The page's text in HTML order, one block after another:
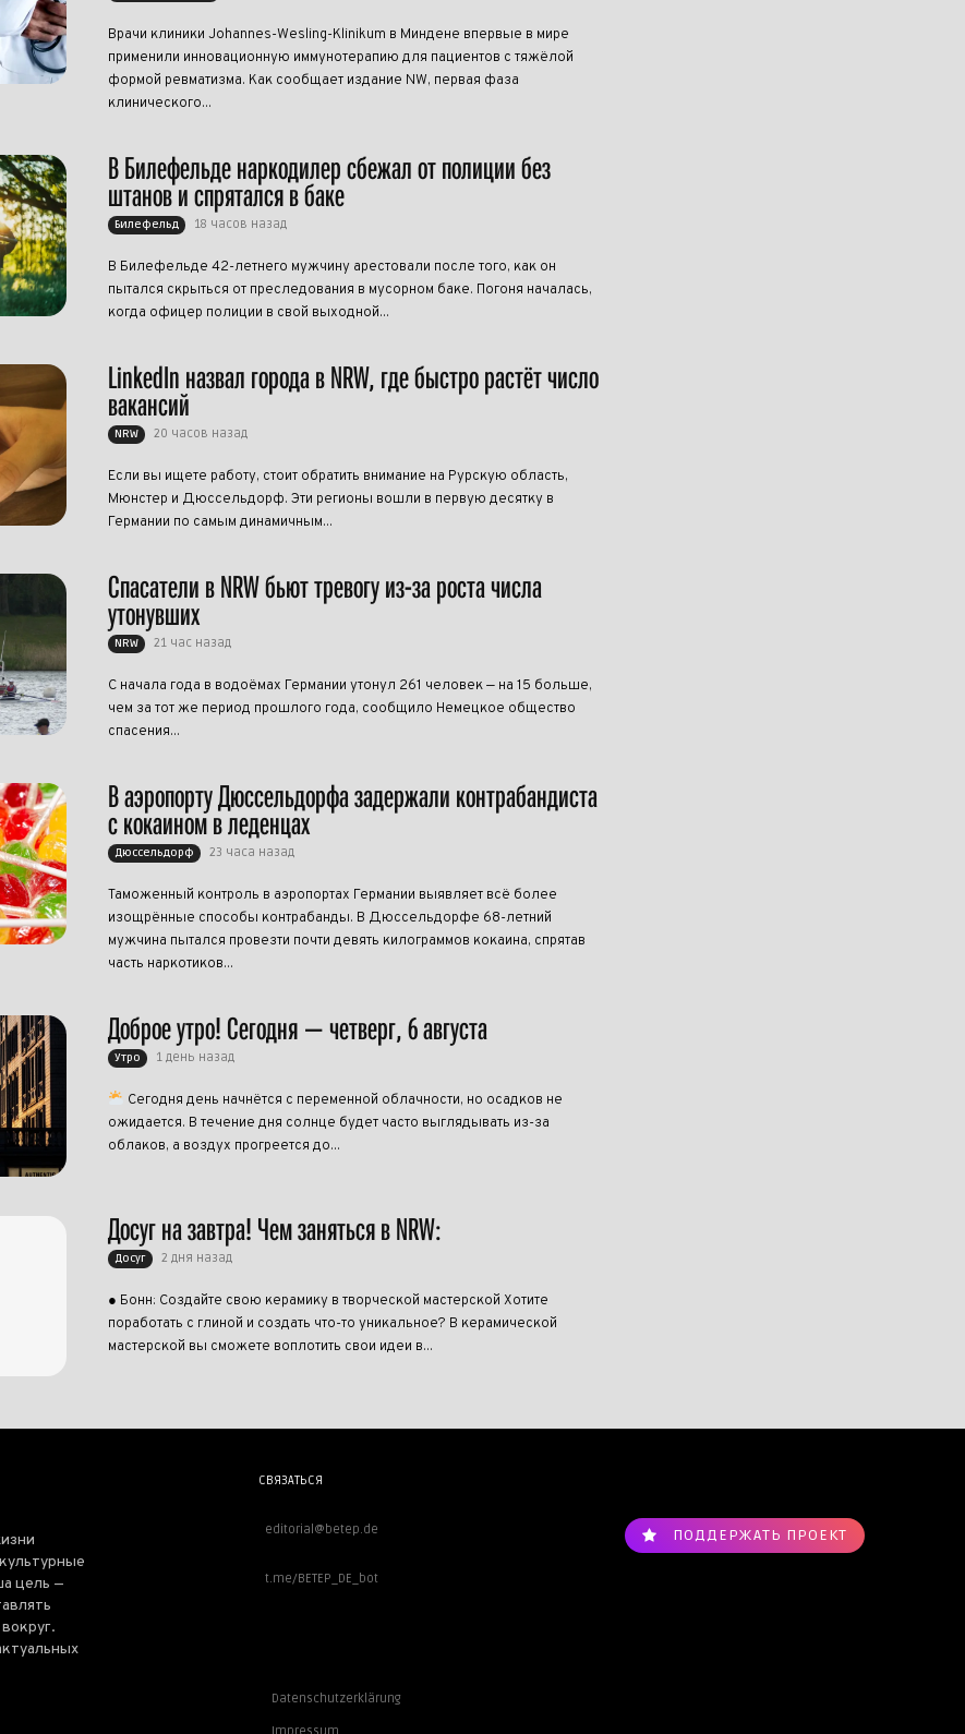
Врачи клиники Johannes-Wesling-Klinikum в Миндене впервые в мире
применили инновационную иммунотерапию для пациентов с тяжёлой
формой ревматизма. Как сообщает издание NW, первая фаза
клинического...
В Билефельде наркодилер сбежал от полиции без
штанов и спрятался в баке
Билефельд 18 часов назад
В Билефельде 42-летнего мужчину арестовали после того, как он
пытался скрыться от преследования в мусорном баке. Погоня началась,
когда офицер полиции в свой выходной...
LinkedIn назвал города в NRW, где быстро растёт число
вакансий
NRW 20 часов назад
Если вы ищете работу, стоит обратить внимание на Рурскую область,
Мюнстер и Дюссельдорф. Эти регионы вошли в первую десятку в
Германии по самым динамичным...
Спасатели в NRW бьют тревогу из-за роста числа
утонувших
NRW 21 час назад
С начала года в водоёмах Германии утонул 261 человек — на 15 больше,
чем за тот же период прошлого года, сообщило Немецкое общество
спасения...
В аэропорту Дюссельдорфа задержали контрабандиста
с кокаином в леденцах
Дюссельдорф 23 часа назад
Таможенный контроль в аэропортах Германии выявляет всё более
изощрённые способы контрабанды. В Дюссельдорфе 68-летний
мужчина пытался провезти почти девять килограммов кокаина, спрятав
часть наркотиков...
Доброе утро! Сегодня — четверг, 6 августа
Утро 1 день назад
Сегодня день начнётся с переменной облачности, но осадков не
ожидается. В течение дня солнце будет часто выглядывать из-за
облаков, а воздух прогреется до...
Досуг на завтра! Чем заняться в NRW:
Досуг 2 дня назад
● Бонн: Создайте свою керамику в творческой мастерской Хотите
поработать с глиной и создать что-то уникальное? В керамической
мастерской вы сможете воплотить свои идеи в...
цель —
СВЯЗАТЬСЯ
editorial@betep.de
t.me/BETEP_DE_bot
Datenschutzerklärung
ПОДДЕРЖАТЬ ПРОЕКТ